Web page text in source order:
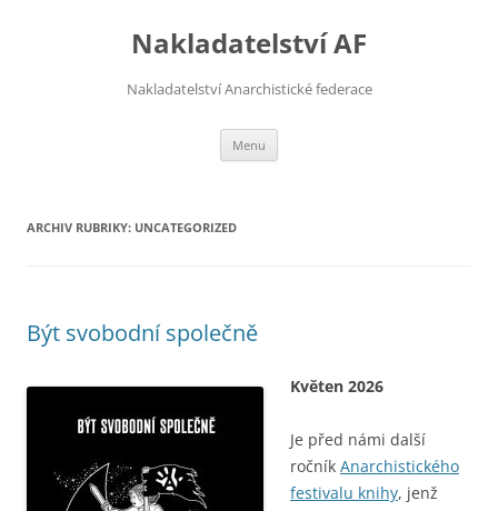
Nakladatelství AF
Nakladatelství Anarchistické federace
Menu
ARCHIV RUBRIKY: UNCATEGORIZED
Být svobodní společně
Květen 2026
Je před námi další
ročník Anarchistického
festivalu knihy, jenž